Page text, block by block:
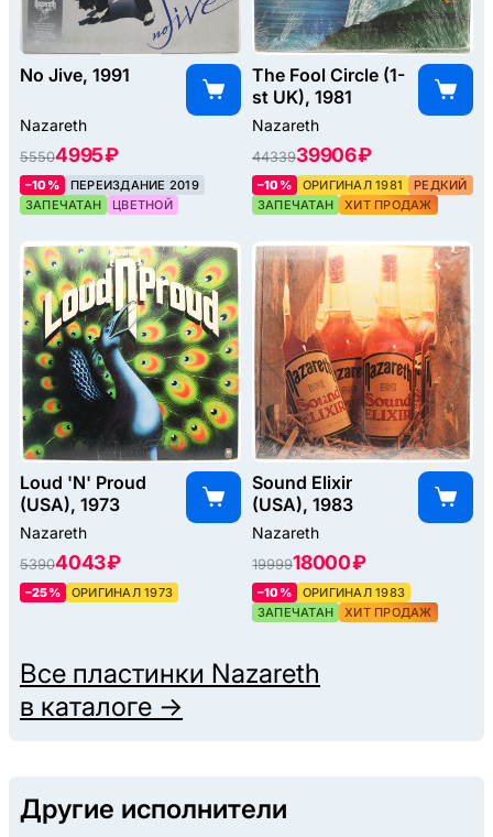
No Jive, 1991
Nazareth
55504995 ₽
–10%
ПЕРЕИЗДАНИЕ 2019
ЗАПЕЧАТАН
ЦВЕТНОЙ
The Fool Circle (1-
st UK), 1981
Nazareth
4433939906 ₽
–10% ОРИГИНАЛ 1981
РЕДКИЙ
ЗАПЕЧАТАН
ХИТ ПРОДАЖ
Loud 'N' Proud
(USA), 1973
Nazareth
53904043 ₽
–25% ОРИГИНАЛ 1973
Sound Elixir
(USA), 1983
Nazareth
1999918000 ₽
–10%
ОРИГИНАЛ 1983
ЗАПЕЧАТАН
ХИТ ПРОДАЖ
Все пластинки Nazareth
в каталоге →
Другие исполнители